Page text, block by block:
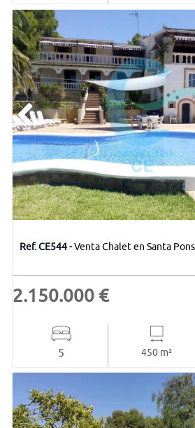
Ref. CE544 -Venta Chalet en Santa
450 m²
5
2.150.000 €